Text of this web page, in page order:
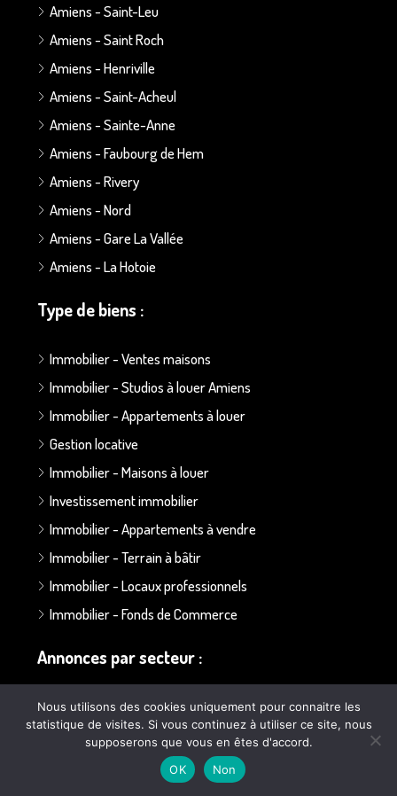
Amiens - Saint-Leu
Amiens - Saint Roch
Amiens - Henriville
Amiens - Saint-Acheul
Amiens - Sainte-Anne
Amiens - Faubourg de Hem
Amiens - Rivery
Amiens - Nord
Amiens - Gare La Vallée
Amiens - La Hotoie
Type de biens :
Immobilier - Ventes maisons
Immobilier - Studios à louer Amiens
Immobilier - Appartements à louer
Gestion locative
Immobilier - Maisons à louer
Investissement immobilier
Immobilier - Appartements à vendre
Immobilier - Terrain à bâtir
Immobilier - Locaux professionnels
Immobilier - Fonds de Commerce
Annonces par secteur :
Secteur Bapaume - Albert
Secteur Doullens
Secteur Ailly sur Somme
Nous utilisons des cookies uniquement pour connaitre les
statistique de visites. Si vous continuez à utiliser ce site, nous
supposerons que vous en êtes d'accord.
OK
Non